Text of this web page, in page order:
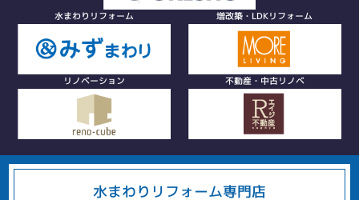
水まわりリフォーム 増改築・LDKリフォーム
リノベーション 不動産・中古リノベ
水まわりリフォーム専門店